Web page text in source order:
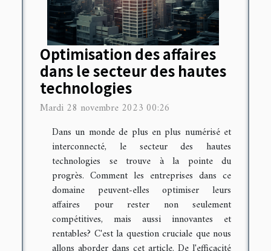
Optimisation des affaires
dans le secteur des hautes
technologies
Mardi 28 novembre 2023 00:26
Dans un monde de plus en plus numérisé et
interconnecté, le secteur des hautes
technologies se trouve à la pointe du
progrès. Comment les entreprises dans ce
domaine peuvent-elles optimiser leurs
affaires pour rester non seulement
compétitives, mais aussi innovantes et
rentables? C'est la question cruciale que nous